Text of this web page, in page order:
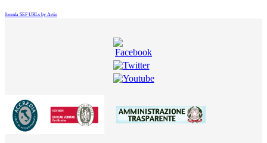
Joomla SEF URLs by Artio